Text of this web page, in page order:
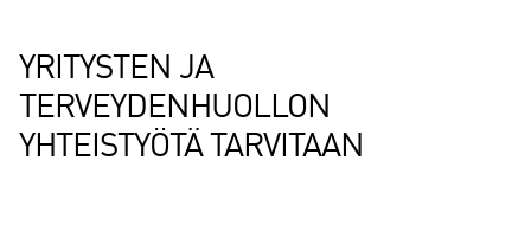
YRITYSTEN JA
TERVEYDENHUOLLON
YHTEISTYÖTÄ TARVITAAN